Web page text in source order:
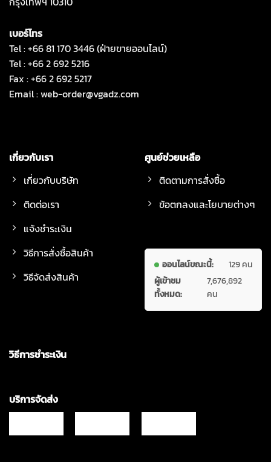
เบอร์โทร
Tel : +66 81 170 3446 (ฝ่ายขายออนไลน์)
Tel : +66 2 692 5216
Fax : +66 2 692 5217
Email :web-order@vgadz.com
เกี่ยวกับเรา
เกี่ยวกับบริษัท
ติดต่อเรา
แจ้งชำระเงิน
วิธีการสั่งซื้อสินค้า
วิธีจัดส่งสินค้า
ศูนย์ช่วยเหลือ
ติดตามการสั่งซื้อ
ข้อตกลงและโยบายต่างๆ
ออนไลน์ขณะนี้:
129 คน
ผู้เข้าชม
ทั้งหมด:
7,676,892
คน
วิธีการชำระเงิน
บริการจัดส่ง